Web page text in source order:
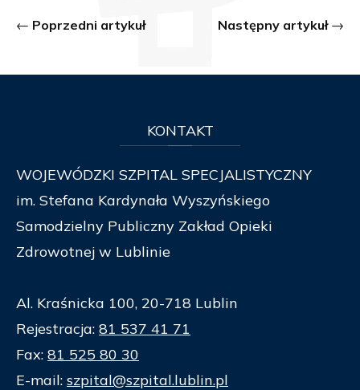
Poprzedni artykuł Następny artykuł
KONTAKT
WOJEWÓDZKI SZPITAL SPECJALISTYCZNY
im. Stefana Kardynała Wyszyńskiego
Samodzielny Publiczny Zakład Opieki
Zdrowotnej w Lublinie
Al. Kraśnicka 100, 20-718 Lublin
Rejestracja: 81 537 41 71
Fax: 81 525 80 30
E-mail: szpital@szpital.lublin.pl